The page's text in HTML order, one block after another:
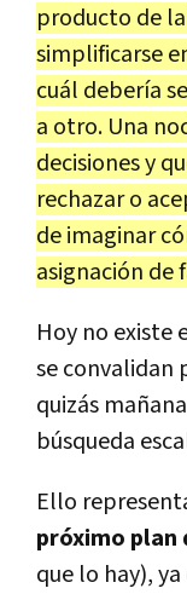
producto de
simplificarse
cuál debería
a otro. Una
decisiones y
rechazar o
de imaginar
asignación de
Hoy no existe
se convalidan
quizás
búsqueda
Ello
próximo plan
que lo hay),